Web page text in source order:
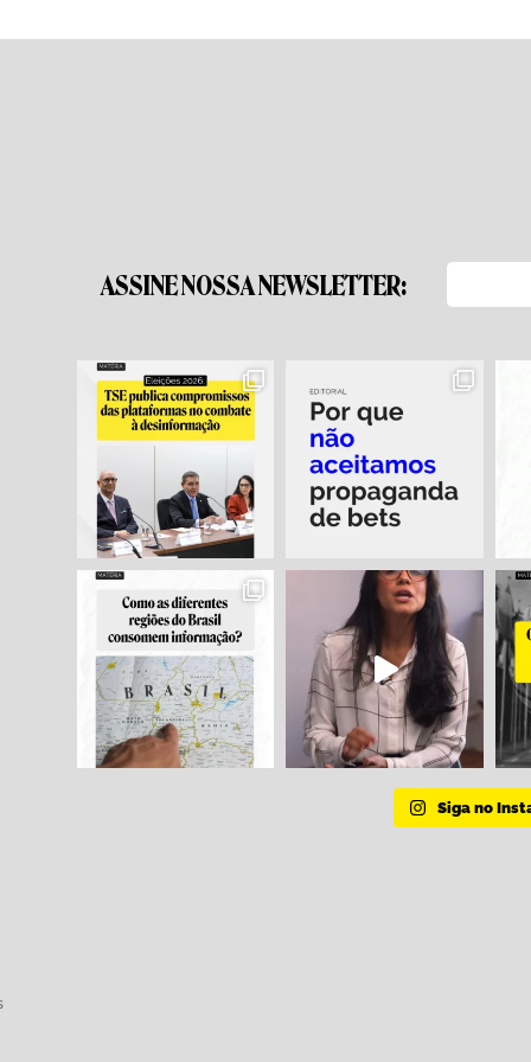
ASSINE NOSSA NEWSLETTER:
Siga no